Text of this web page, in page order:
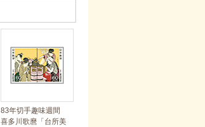
83年切手趣味週間
喜多川歌麿「台所美